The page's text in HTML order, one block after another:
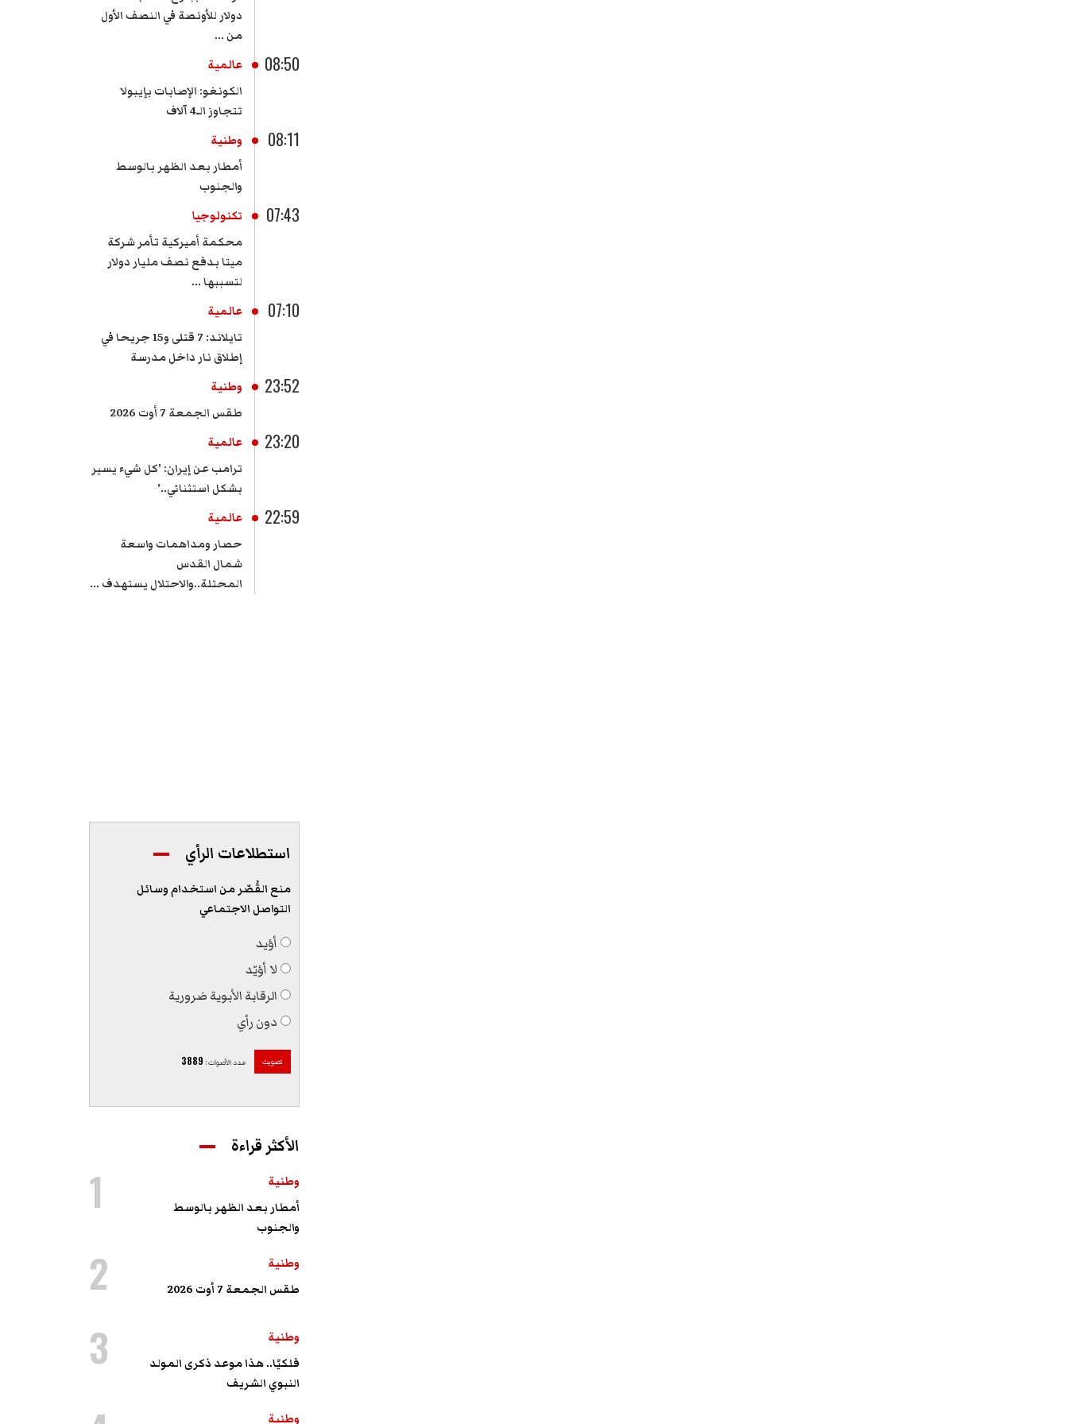
دولار للأونصة في النصف الأول
من ...
08:50
عالمية
الكونغو: الإصابات بإيبولا
تتجاوز الـ4 آلاف
08:11
وطنية
أمطار بعد الظهر بالوسط
والجنوب
07:43
تكنولوجيا
محكمة أميركية تأمر شركة
ميتا بدفع نصف مليار دولار
لتسببها ...
07:10
عالمية
تايلاند: 7 قتلى و15 جريحا في
إطلاق نار داخل مدرسة
23:52
وطنية
طقس الجمعة 7 أوت 2026
23:20
عالمية
ترامب عن إيران: 'كل شيء يسير
بشكل استثنائي..'
22:59
عالمية
حصار ومداهمات واسعة
شمال القدس
المحتلة..والاحتلال يستهدف ...
استطلاعات الرأي
منع القُصّر من استخدام وسائل
التواصل الاجتماعي
أؤيد
لا أؤيّد
الرقابة الأبوية ضرورية
دون رأي
تصويت عدد الأصوات:
3889
الأكثر قراءة
وطنية
أمطار بعد الظهر بالوسط
والجنوب
1
وطنية
طقس الجمعة 7 أوت 2026
2
وطنية
فلكيًا.. هذا موعد ذكرى المولد
النبوي الشريف
3
وطنية